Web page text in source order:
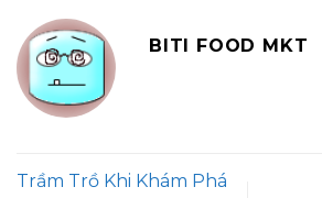
BITI FOOD MKT
Trầm Trồ Khi Khám Phá